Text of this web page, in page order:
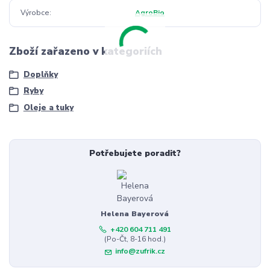
Výrobce AgroBio
Zboží zařazeno v kategoriích
Doplňky
Ryby
Oleje a tuky
Potřebujete poradit?
Helena Bayerová
+420 604 711 491
(Po-Čt, 8-16 hod.)
info@zufrik.cz